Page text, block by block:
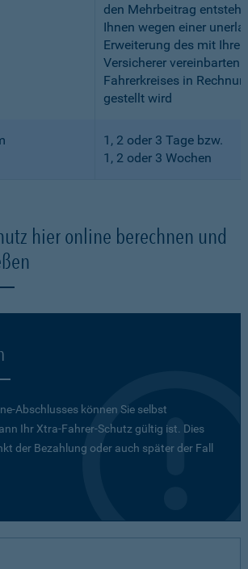
den Mehrbeitrag
Ihnen wegen einer
Erweiterung des mit
Versicherer vereinbarten
Fahrerkreises in
gestellt wird
1, 2 oder 3 Tage bzw.
1, 2 oder 3 Wochen
hier online berechnen und
Abschlusses können Sie selbst
Ihr Xtra-Fahrer-Schutz gültig ist. Dies
der Bezahlung oder auch später der Fall